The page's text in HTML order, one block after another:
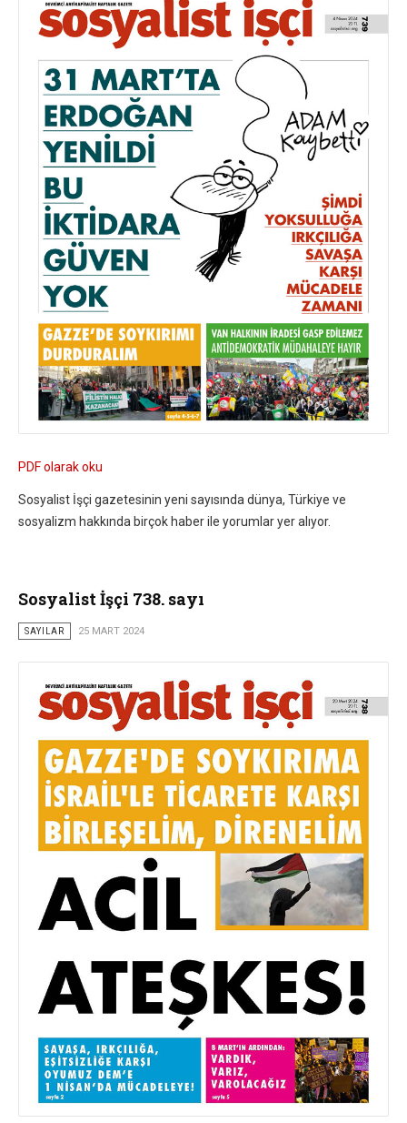
PDF olarak oku
Sosyalist İşçi gazetesinin yeni sayısında dünya, Türkiye ve
sosyalizm hakkında birçok haber ile yorumlar yer alıyor.
Sosyalist İşçi 738. sayı
SAYILAR 25 MART 2024